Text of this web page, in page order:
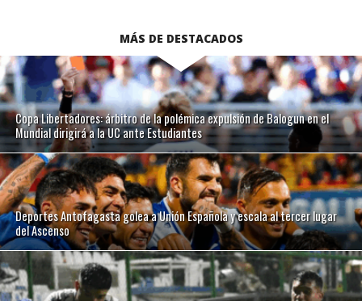
MÁS DE DESTACADOS
Copa Libertadores: árbitro de la polémica expulsión de Balogun en el
Mundial dirigirá a la UC ante Estudiantes
Deportes Antofagasta golea a Unión Española y escala al tercer lugar
del Ascenso